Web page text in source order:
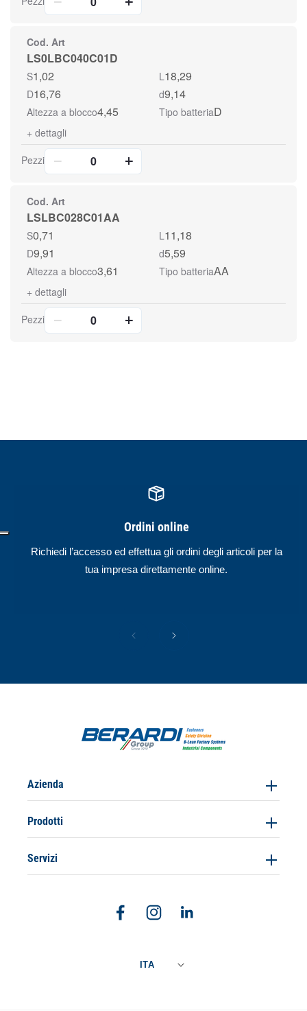
Cod. Art
LS0LBC040C01D
S1,02 L18,29
D16,76 d9,14
Altezza a blocco4,45 Tipo batteriaD
+ dettagli
Pezzi
Cod. Art
LSLBC028C01AA
S0,71 L11,18
D9,91 d5,59
Altezza a blocco3,61 Tipo batteriaAA
+ dettagli
Pezzi
Ordini online
Richiedi l’accesso ed effettua gli ordini degli articoli per la
tua impresa direttamente online.
Azienda
Prodotti
Servizi
FacebookInstagramLinkedin
ITA